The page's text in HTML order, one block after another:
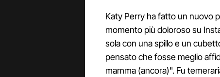
Katy Perry ha fatto un nuovo
momento più doloroso su
sola con una spillo e un
pensato che fosse meglio
mamma (ancora)". Fu